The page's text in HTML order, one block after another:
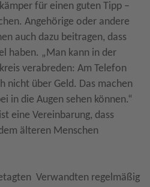
für einen guten Tipp –
Angehörige oder andere
auch dazu beitragen, dass
haben. „Man kann in der
verabreden: Am Telefon
nicht über Geld. Das machen
in die Augen sehen können.“
eine Vereinbarung, dass
älteren Menschen
Verwandten regelmäßig